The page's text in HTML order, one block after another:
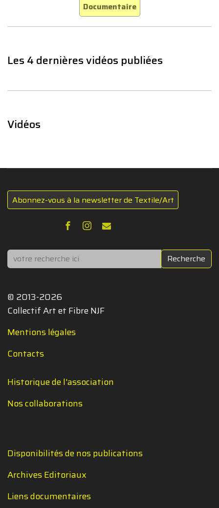
Documentaire
Les 4 dernières vidéos publiées
Vidéos
Abonnez-vous à la newsletter de Textile/Art
Rechercher Recherche
© 2013-2026
Collectif Art et Fibre NJF
Mentions légales
Contacts
Historique de l'association
Nos collaborations
Disponibilités de nos publications
Archives Editoriaux
Liens documentaires